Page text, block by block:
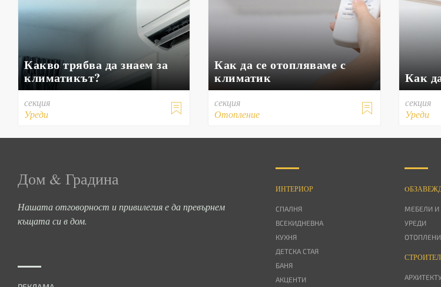
Какво трябва да знаем за
климатикът?

секция
Уреди
Как да се отопляваме с
климатик

секция
Отопление
Как
секция
Уреди
Дом & Градина
Нашата отговорност и привилегия е да превърнем
къщата си в дом.
ИНТЕРИОР
СПАЛНЯ
ВСЕКИДНЕВНА
КУХНЯ
ДЕТСКА СТАЯ
БАНЯ
АКЦЕНТИ
МЕБЕЛИ И
УРЕДИ